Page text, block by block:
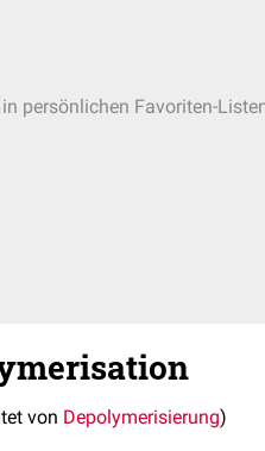
persönlichen Favoriten-
von Depolymerisierung)